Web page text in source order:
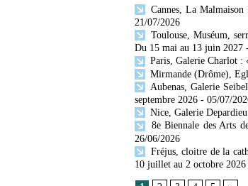
Cannes, La
21/07/2026
Toulouse, Muséum,
Du 15 mai au 13 juin 2027
Paris, Galerie Charlot
Mirmande (Drôme),
Aubenas, Galerie
septembre 2026 - 05/07/
Nice, Galerie
8e Biennale des Arts
26/06/2026
Fréjus, cloitre de la
10 juillet au 2 octobre 2026